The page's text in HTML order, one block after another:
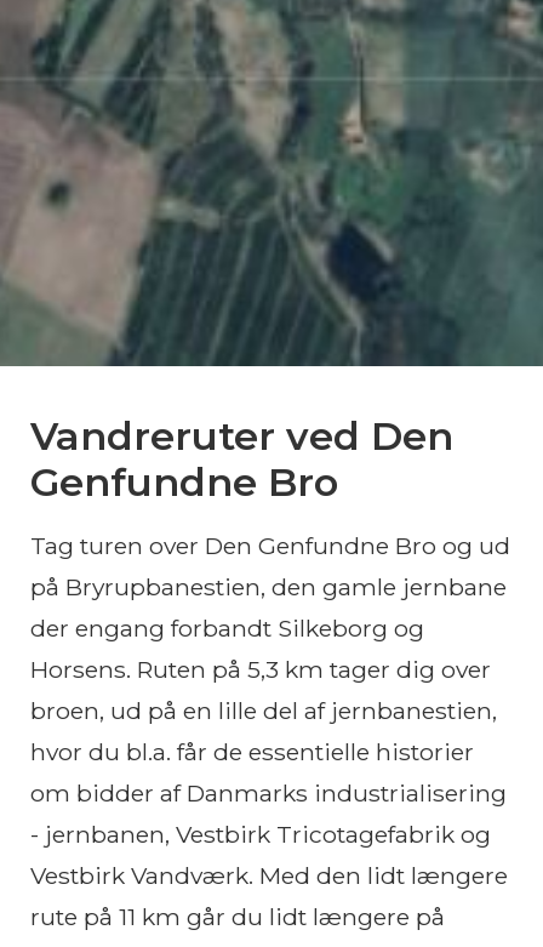
Vandreruter ved Den
Genfundne Bro
Tag turen over Den Genfundne Bro og ud
på Bryrupbanestien, den gamle jernbane
der engang forbandt Silkeborg og
Horsens. Ruten på 5,3 km tager dig over
broen, ud på en lille del af jernbanestien,
hvor du bl.a. får de essentielle historier
om bidder af Danmarks industrialisering
- jernbanen, Vestbirk Tricotagefabrik og
Vestbirk Vandværk. Med den lidt længere
rute på 11 km går du lidt længere på